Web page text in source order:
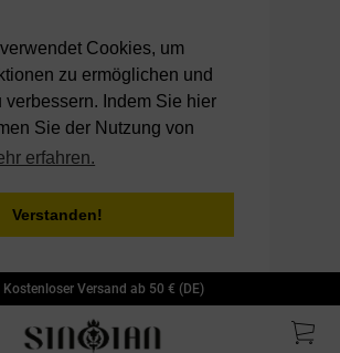
Cookies, um
zu ermöglichen und
verbessern. Indem Sie hier
Sie der Nutzung von
erfahren.
Verstanden!
Kostenloser Versand ab 50 € (DE)